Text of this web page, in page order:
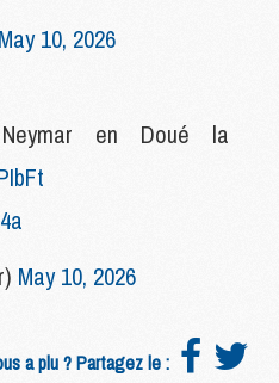
May 10, 2026
en Doué la
May 10, 2026
a plu ? Partagez le :